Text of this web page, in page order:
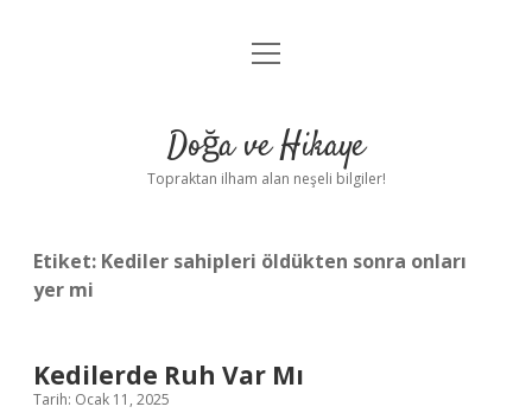
Anasayfa
Yasal Uyarı
menüyü
Doğa ve Hikaye
Topraktan ilham alan neşeli bilgiler!
Etiket: Kediler sahipleri öldükten sonra onları
yer mi
Kedilerde Ruh Var Mı
Tarih: Ocak 11, 2025